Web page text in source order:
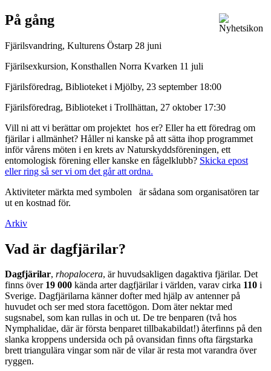
På gång
Fjärilsvandring, Kulturens Östarp 28 juni
Fjärilsexkursion, Konsthallen Norra Kvarken 11 juli
Fjärilsföredrag, Biblioteket i Mjölby, 23 september 18:00
Fjärilsföredrag, Biblioteket i Trollhättan, 27 oktober 17:30
Vill ni att vi berättar om projektet hos er? Eller ha ett föredrag om
fjärilar i allmänhet? Håller ni kanske på att sätta ihop programmet
inför vårens möten i en krets av Naturskyddsföreningen, ett
entomologisk förening eller kanske en fågelklubb? Skicka epost
eller ring så ser vi om det går att ordna.
Aktiviteter märkta med symbolen
är sådana som organisatören tar
ut en kostnad för.
Arkiv
Vad är dagfjärilar?
Dagfjärilar, rhopalocera, är huvudsakligen dagaktiva fjärilar. Det
finns över 19 000 kända arter dagfjärilar i världen, varav cirka 110 i
Sverige. Dagfjärilarna känner dofter med hjälp av antenner på
huvudet och ser med stora facettögon. Dom äter nektar med
sugsnabel, som kan rullas in och ut. De tre benparen (två hos
Nymphalidae, där är första benparet tillbakabildat!) återfinns på den
slanka kroppens undersida och på ovansidan finns ofta färgstarka
brett triangulära vingar som när de vilar är resta mot varandra över
ryggen.